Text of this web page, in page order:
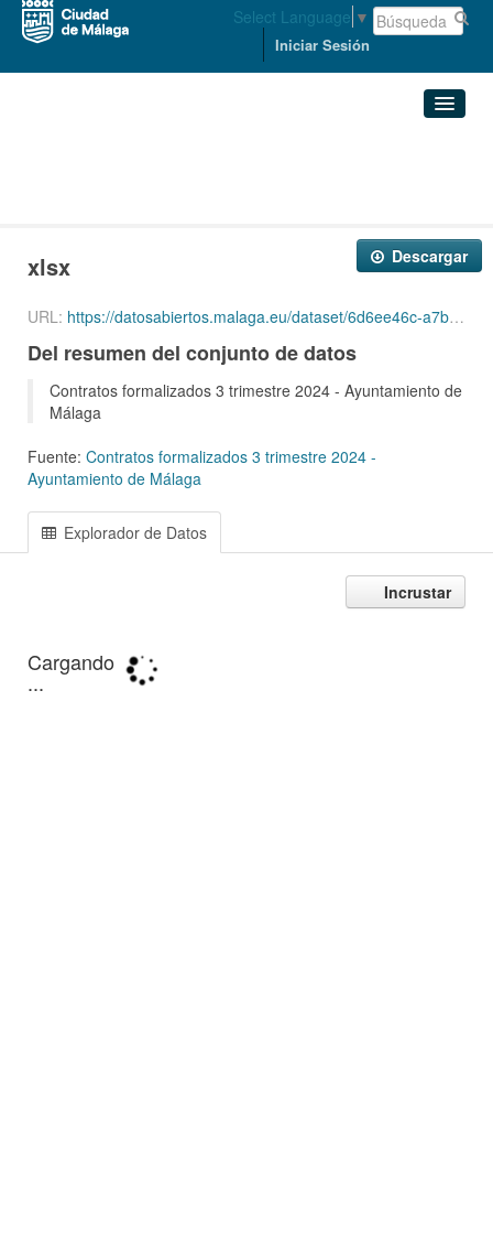
Select Language ▼
Iniciar Sesión
Acerca de
Descargar
xlsx
URL: https://datosabiertos.malaga.eu/dataset/6d6ee46c-a7b0-4392-b2e9-26e80537abb6/resource/af78ae3f-ec60-4a29-b3de-04a2874835b5/download/3trformalizados.xlsx
Del resumen del conjunto de datos
Contratos formalizados 3 trimestre 2024 - Ayuntamiento de
Málaga
Fuente: Contratos formalizados 3 trimestre 2024 -
Ayuntamiento de Málaga
Explorador de Datos
Incrustar